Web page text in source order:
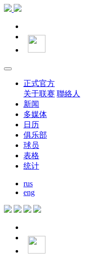
正式官方
关于联赛 聯絡人
新闻
多媒体
日历
俱乐部
球员
表格
统计
rus
eng